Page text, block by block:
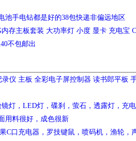
池手电钻都是好的38包快递非偏远地区
内存主板套装 大功率灯 小度 显卡 充电宝
不包邮出
仪 主板 全彩电子屏控制器 读书郎平板
灯，LED灯，碟刹，萤石，透露灯，充
用料很好，成色很新
C口充电器，罗技键鼠，喷码机，渔轮，